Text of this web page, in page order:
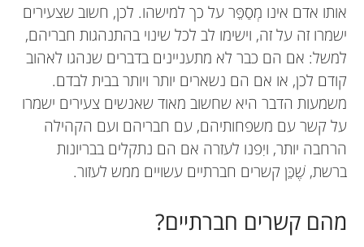
אותו אדם אינו מְסַפֵּר על כך למישהו. לכן, חשוב שצעירים
ישמרו זה על זה, וישימו לב לכל שינוי בהתנהגות חבריהם,
למשל: אם הם כבר לא מתעניינים בדברים שנהגו לאהוב
קודם לכן, או אם הם נשארים יותר ויותר בבית לבדם.
משמעות הדבר היא שחשוב מאוד שאנשים צעירים ישמרו
על קשר עם משפחותיהם, עם חבריהם ועם הקהילה
הרחבה יותר, ויִפנו לעזרה אם הם נתקלים בבריונות
ברשת, שֶׁכֵּן קשרים חברתיים עשויים ממש לעזור.
מהם קשרים חברתיים?